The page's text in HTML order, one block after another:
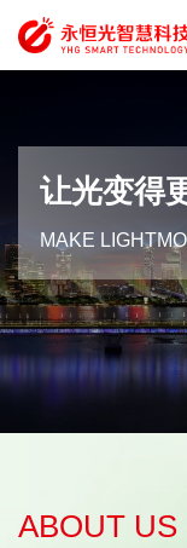
让光变得
MAKE
ABOUT US